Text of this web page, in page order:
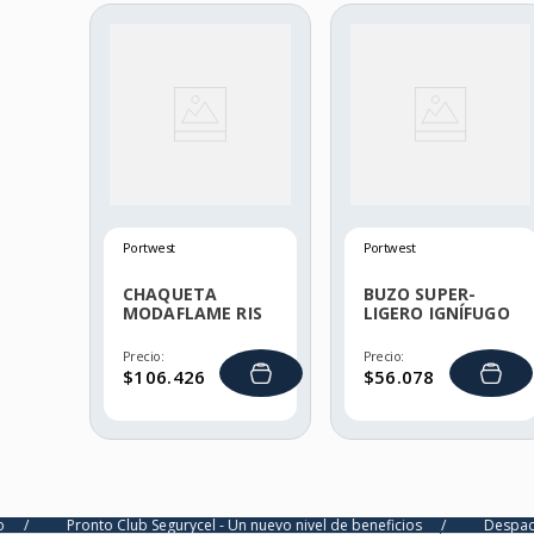
Portwest
CHAQUETA
MODAFLAME RIS
LLAMA
Precio:
$106.426
Portwest
BUZO SUPER-
LIGERO IGNÍFUGO
Precio:
$56.078
Club Segurycel - Un nuevo nivel de beneficios / Despacho ultra